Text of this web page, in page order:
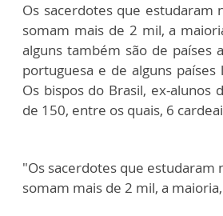
Os sacerdotes que estudaram
somam mais de 2 mil, a
alguns também são de países
portuguesa e de alguns países
Os bispos do Brasil, ex-alunos
de 150, entre os quais, 6
"Os sacerdotes que estudaram
somam mais de 2 mil, a